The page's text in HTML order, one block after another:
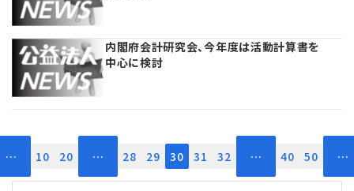
内閣府会計研究会、今年度は活動計算書を
中心に検討
… 10 20 … 28 29 30 31 32 … 40 50 …